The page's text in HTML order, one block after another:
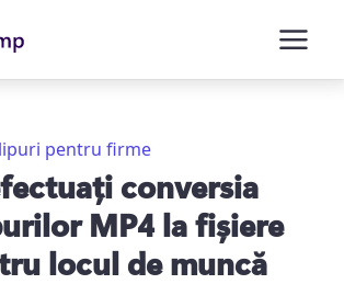
pentru firme
conversia
MP4 la fișiere
locul de muncă